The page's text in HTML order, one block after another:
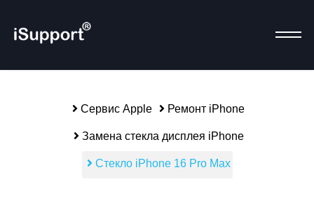
Сервис Apple Ремонт iPhone
Замена стекла дисплея iPhone
Стекло iPhone 16 Pro Max